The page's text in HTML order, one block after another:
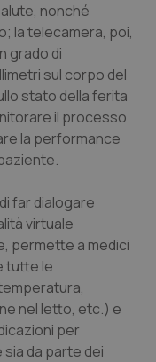
nonché
la telecamera, poi,
grado di
sul corpo del
stato della ferita
il processo
la performance
far dialogare
virtuale
permette a medici
tutte le
nel letto, etc.) e
per
da parte dei